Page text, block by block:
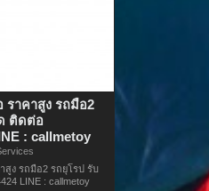
ราคาสูง รถมือ2
ติดต่อ
: callmetoy
สูง รถมือ2 รถยุโรป รับ
LINE : callmetoy